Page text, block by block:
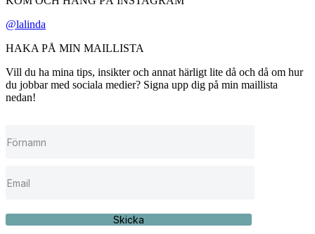
@lalinda
HAKA PÅ MIN MAILLISTA
Vill du ha mina tips, insikter och annat härligt lite då och då om hur
du jobbar med sociala medier? Signa upp dig på min maillista
nedan!
Skicka